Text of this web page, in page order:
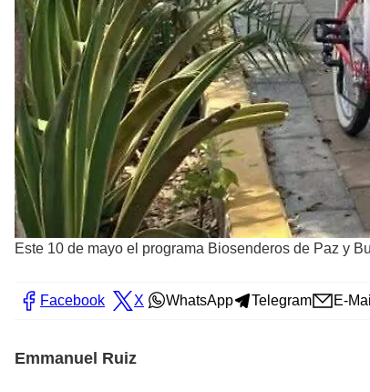
Este 10 de mayo el programa Biosenderos de Paz y
Facebook X WhatsApp Telegram E-Mail
Emmanuel Ruiz